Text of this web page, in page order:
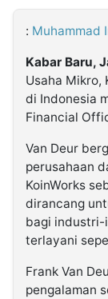
Kabarbaru.co
2026
Kabarbaru
: Muhammad
Kabar Baru,
Usaha Mikro,
di Indonesia
Financial
Van Deur
perusahaan
KoinWorks
dirancang
bagi industri-
terlayani
Frank Van
pengalaman